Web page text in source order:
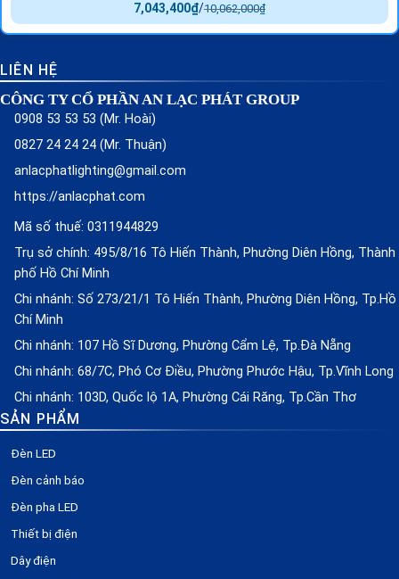
10,062,000₫
/
7,043,400₫
LIÊN HỆ
CÔNG TY CỔ PHẦN AN LẠC PHÁT GROUP
0908 53 53 53 (Mr. Hoài)
0827 24 24 24 (Mr. Thuận)
anlacphatlighting@gmail.com
https://anlacphat.com
Mã số thuế: 0311944829
Trụ sở chính: 495/8/16 Tô Hiến Thành, Phường Diên Hồng, Thành
phố Hồ Chí Minh
Chi nhánh: Số 273/21/1 Tô Hiến Thành, Phường Diên Hồng, Tp.Hồ
Chí Minh
Chi nhánh: 107 Hồ Sĩ Dương, Phường Cẩm Lệ, Tp.Đà Nẵng
Chi nhánh: 68/7C, Phó Cơ Điều, Phường Phước Hậu, Tp.Vĩnh Long
Chi nhánh: 103D, Quốc lộ 1A, Phường Cái Răng, Tp.Cần Thơ
SẢN PHẨM
Đèn LED
Đèn cảnh báo
Đèn pha LED
Thiết bị điện
Dây điện